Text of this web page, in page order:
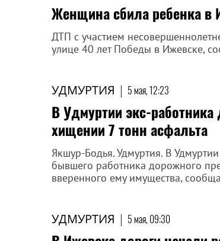
Женщина сбила ребенка в
ДТП с участием
улице 40 лет Победы в Ижевске,
УДМУРТИЯ | 5 мая, 12:23
В Удмуртии экс-
хищении 7 тонн асфальта
Якшур-Бодья. Удмуртия. В
бывшего работника дорожного
вверенного ему имущества,
УДМУРТИЯ | 5 мая, 09:30